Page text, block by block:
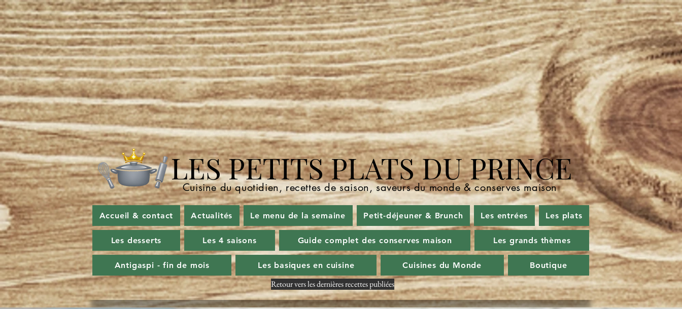
LES PETITS PLATS DU PRINCE
Cuisine du quotidien, recettes de saison, saveurs du monde & conserves maison
Accueil & contact Actualités Le menu de la semaine Petit-déjeuner & Brunch Les entrées Les plats
Les desserts Les 4 saisons Guide complet des conserves maison Les grands thèmes
Antigaspi - fin de mois Les basiques en cuisine Cuisines du Monde Boutique
Retour vers les dernières recettes publiées